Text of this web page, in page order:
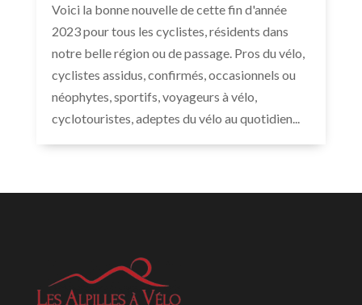
Voici la bonne nouvelle de cette fin d'année
2023 pour tous les cyclistes, résidents dans
notre belle région ou de passage. Pros du vélo,
cyclistes assidus, confirmés, occasionnels ou
néophytes, sportifs, voyageurs à vélo,
cyclotouristes, adeptes du vélo au quotidien...